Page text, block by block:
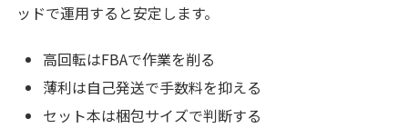
ッドで運用すると安定します。
高回転はFBAで作業を削る
薄利は自己発送で手数料を抑える
セット本は梱包サイズで判断する